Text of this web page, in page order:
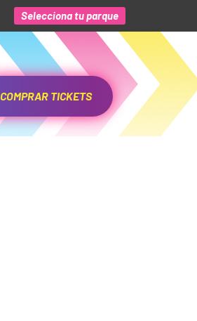
Selecciona tu parque
COMPRAR TICKETS